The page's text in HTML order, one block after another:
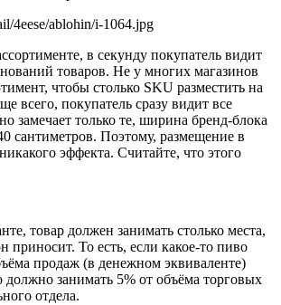
4eese/ablohin/i-1064.jpg
в секунду покупатель видит
товаров. Не у многих магазинов
чтобы столько SKU разместить на
всего, покупатель сразу видит все
замечает только те, ширина бренд-блока
сантиметров. Поэтому, размещение в
эффекта. Считайте, что этого
товар должен занимать столько места,
приносит. То есть, если какое-то пиво
продаж (в денежном эквиваленте)
должно занимать 5% от объёма торговых
отдела.